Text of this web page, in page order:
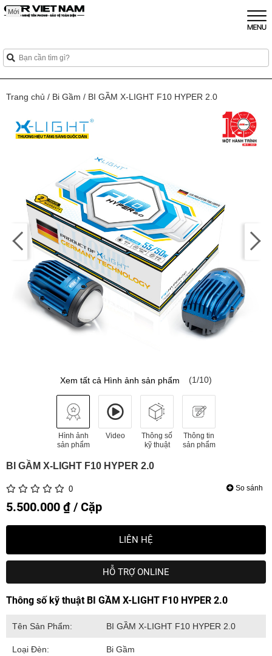
Trang chủ / Bi Gầm / BI GẦM X-LIGHT F10 HYPER 2.0
Xem tất cả Hình ảnh sản phẩm (1/10)
Hình ảnh
sản phẩm
Video
Thông số
kỹ thuật
Thông tin
sản phẩm
BI GẦM X-LIGHT F10 HYPER 2.0
0 So sánh
5.500.000 ₫ / Cặp
LIÊN HỆ
HỖ TRỢ ONLINE
Thông số kỹ thuật BI GẦM X-LIGHT F10 HYPER 2.0
Tên Sản Phẩm: BI GẦM X-LIGHT F10 HYPER 2.0
Loại Đèn: Bi Gầm
Mới
Mới
Mới